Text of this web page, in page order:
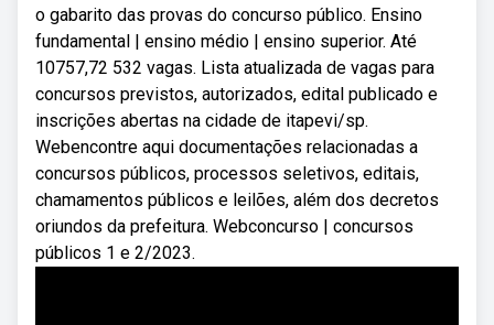
o gabarito das provas do concurso público. Ensino
fundamental | ensino médio | ensino superior. Até
10757,72 532 vagas. Lista atualizada de vagas para
concursos previstos, autorizados, edital publicado e
inscrições abertas na cidade de itapevi/sp.
Webencontre aqui documentações relacionadas a
concursos públicos, processos seletivos, editais,
chamamentos públicos e leilões, além dos decretos
oriundos da prefeitura. Webconcurso | concursos
públicos 1 e 2/2023.